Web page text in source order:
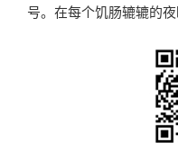
号。在每个饥肠辘辘的